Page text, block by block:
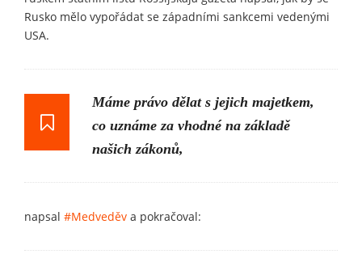
Rusko mělo vypořádat se západními sankcemi vedenými
USA.
Máme právo dělat s jejich majetkem,
co uznáme za vhodné na základě
našich zákonů,
napsal #Medveděv a pokračoval: